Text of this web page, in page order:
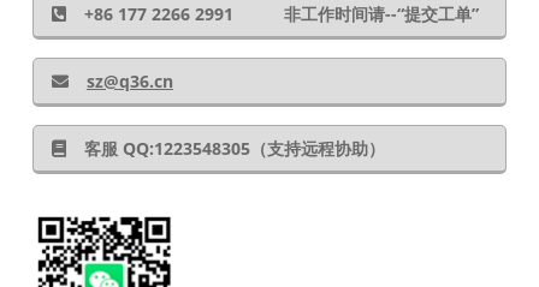
+86 177 2266 2991 非工作时间请--“提交工单”
sz@q36.cn
客服 QQ:1223548305（支持远程协助）